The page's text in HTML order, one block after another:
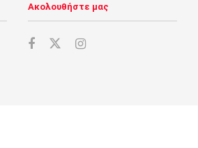
Ακολουθήστε μας